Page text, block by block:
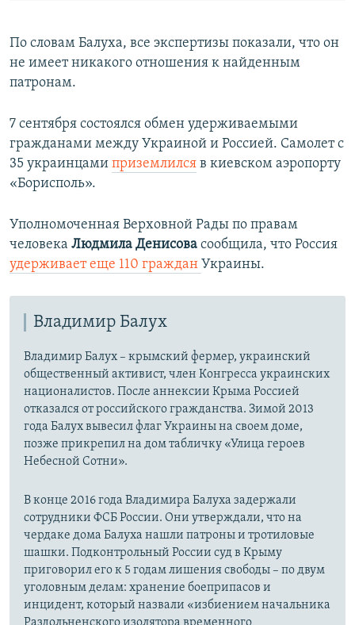
По словам Балуха, все экспертизы показали, что он
не имеет никакого отношения к найденным
патронам.
7 сентября состоялся обмен удерживаемыми
гражданами между Украиной и Россией. Самолет с
35 украинцами приземлился в киевском аэропорту
«Борисполь».
Уполномоченная Верховной Рады по правам
человека Людмила Денисова сообщила, что Россия
удерживает еще 110 граждан Украины.
Владимир Балух
Владимир Балух – крымский фермер, украинский
общественный активист, член Конгресса украинских
националистов. После аннексии Крыма Россией
отказался от российского гражданства. Зимой 2013
года Балух вывесил флаг Украины на своем доме,
позже прикрепил на дом табличку «Улица героев
Небесной Сотни».
В конце 2016 года Владимира Балуха задержали
сотрудники ФСБ России. Они утверждали, что на
чердаке дома Балуха нашли патроны и тротиловые
шашки. Подконтрольный России суд в Крыму
приговорил его к 5 годам лишения свободы – по двум
уголовным делам: хранение боеприпасов и
инцидент, который назвали «избиением начальника